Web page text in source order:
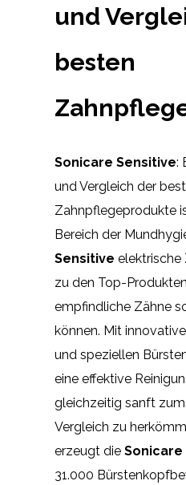
und
besten
Sonicare Sensitive:
und Vergleich der
Zahnpflegeprodukte
Bereich der
Sensitive elektrische
zu den Top-
empfindliche Zähne
können. Mit
und speziellen
eine effektive
gleichzeitig sanft
Vergleich zu
erzeugt die Sonicare
31.000